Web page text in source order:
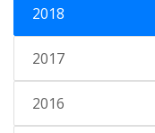
2018
2017
2016